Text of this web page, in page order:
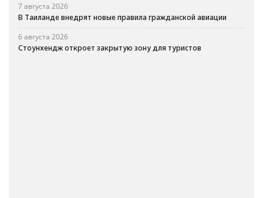
7 августа 2026
В Таиланде внедрят новые правила гражданской авиации
6 августа 2026
Стоунхендж откроет закрытую зону для туристов